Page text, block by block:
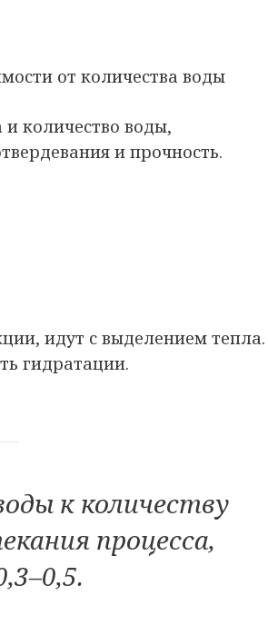
от количества воды
количество воды,
и прочность.
идут с выделением тепла.
гидратации.
к количеству
процесса,